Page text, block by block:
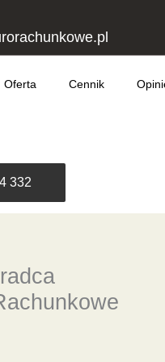
Oferta Cennik
332